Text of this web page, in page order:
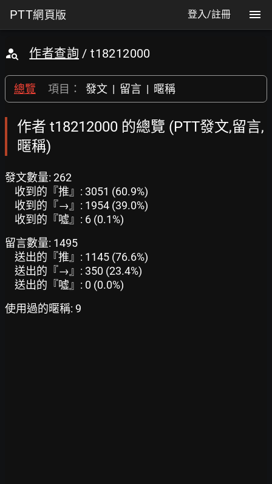
PTT網頁版 登入/註冊
作者查詢 / t18212000
總覽 項目： 發文 | 留言 | 暱稱
作者 t18212000 的總覽 (PTT發文,留言,
暱稱)
發文數量: 262
收到的『推』: 3051 (60.9%)
收到的『→』: 1954 (39.0%)
收到的『噓』: 6 (0.1%)
留言數量: 1495
送出的『推』: 1145 (76.6%)
送出的『→』: 350 (23.4%)
送出的『噓』: 0 (0.0%)
使用過的暱稱: 9